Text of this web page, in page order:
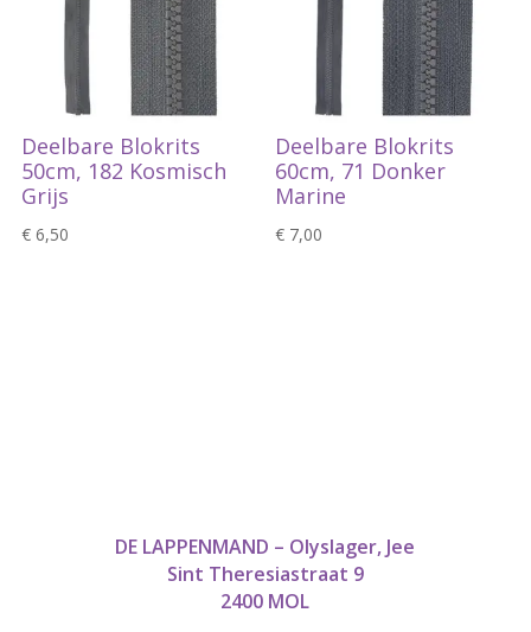
Deelbare Blokrits
50cm, 182 Kosmisch
Grijs
€6,50
Deelbare Blokrits
60cm, 71 Donker
Marine
€ 7,00
DE LAPPENMAND – Olyslager, Jee
Sint Theresiastraat 9
2400 MOL